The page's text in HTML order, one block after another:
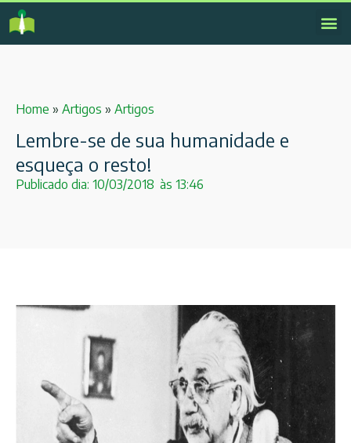
Home » Artigos » Artigos
Lembre-se de sua humanidade e
esqueça o resto!
Publicado dia: 10/03/2018 às 13:46